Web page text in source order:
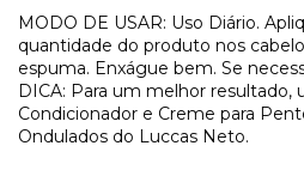
MODO DE USAR: Uso Diário.
quantidade do produto nos
espuma. Enxágue bem. Se
DICA: Para um melhor resultado,
Condicionador e Creme para
Ondulados do Luccas Neto.